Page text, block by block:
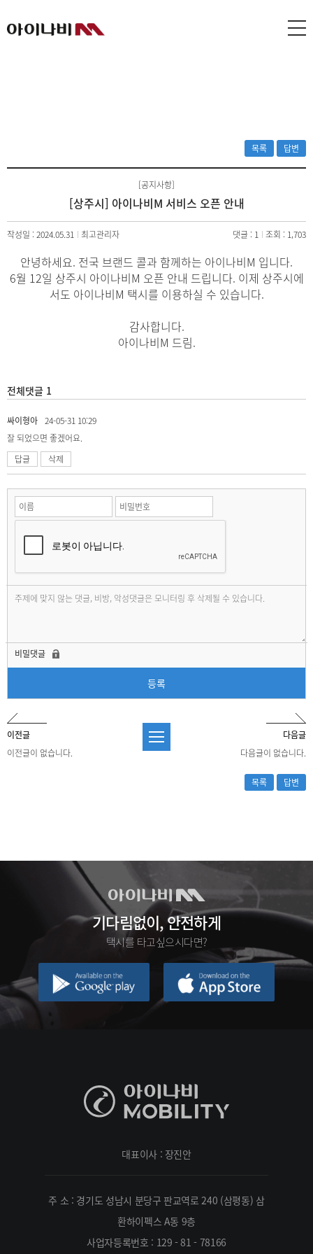
목록 답변
[공지사항]
[상주시] 아이나비M 서비스 오픈 안내
작성일 : 2024.05.31 최고관리자 댓글 : 1 조회 : 1,703
안녕하세요. 전국 브랜드 콜과 함께하는 아이나비M 입니다.
6월 12일 상주시 아이나비M 오픈 안내 드립니다. 이제 상주시에
서도 아이나비M 택시를 이용하실 수 있습니다.
감사합니다.
아이나비M 드림.
전체댓글 1
싸이형아 24-05-31 10:29
잘 되었으면 좋겠어요.
답글
삭제
비밀댓글
등록
이전글
이전글이 없습니다.
다음글
다음글이 없습니다.
목록 답변
기다림없이, 안전하게
택시를 타고싶으시다면?
대표이사 : 장진안
주 소 : 경기도 성남시 분당구 판교역로 240 (삼평동) 삼
환하이펙스 A동 9층
사업자등록번호 : 129 - 81 - 78166